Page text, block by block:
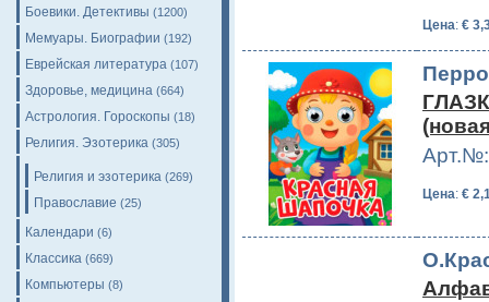
Боевики. Детективы (1200)
Мемуары. Биографии (192)
Еврейская литература (107)
Здоровье, медицина (664)
Астрология. Гороскопы (18)
Религия. Эзотерика (305)
Религия и эзотерика (269)
Православие (25)
Календари (6)
Классика (669)
Компьютеры (8)
Цена: €
Цена: €